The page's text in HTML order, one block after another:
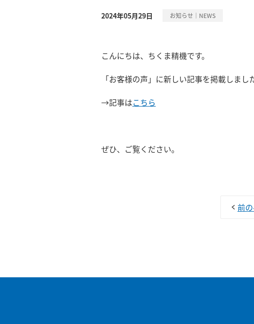
2024年05月29日 お知らせ｜NEWS
こんにちは、ちくま精機です。
「お客様の声」に新しい記事を掲載しまし
→記事はこちら
ぜひ、ご覧ください。
前